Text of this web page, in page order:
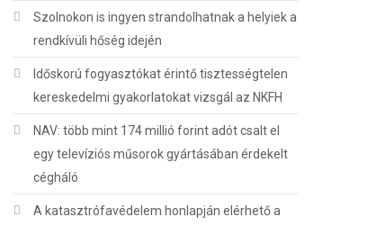
Szolnokon is ingyen strandolhatnak a helyiek a
rendkívüli hőség idején
Időskorú fogyasztókat érintő tisztességtelen
kereskedelmi gyakorlatokat vizsgál az NKFH
NAV: több mint 174 millió forint adót csalt el
egy televíziós műsorok gyártásában érdekelt
cégháló
A katasztrófavédelem honlapján elérhető a